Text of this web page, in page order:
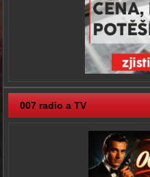
007 radio a TV